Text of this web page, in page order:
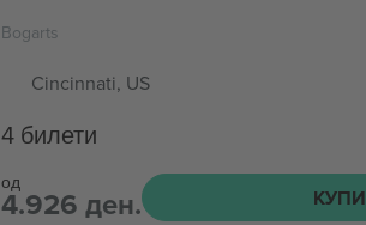
Bogarts
Cincinnati, US
4 билети
од
4.926 ден. КУПИ